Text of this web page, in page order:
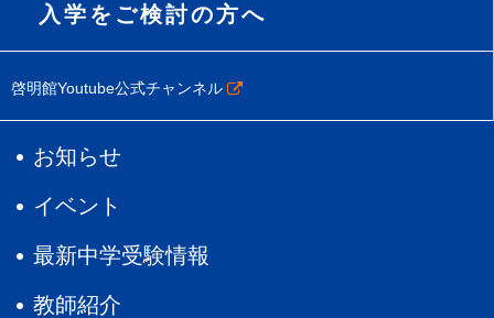
入学をご検討の方へ
啓明館Youtube公式チャンネル
お知らせ
イベント
最新中学受験情報
教師紹介